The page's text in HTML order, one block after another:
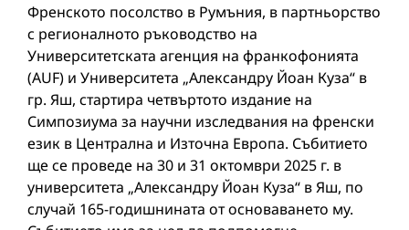
Френското посолство в Румъния, в партньорство
с регионалното ръководство на
Университетската агенция на франкофонията
(AUF) и Университета „Александру Йоан Куза“ в
гр. Яш, стартира четвъртото издание на
Симпозиума за научни изследвания на френски
език в Централна и Източна Европа. Събитието
ще се проведе на 30 и 31 октомври 2025 г. в
университета „Александру Йоан Куза“ в Яш, по
случай 165-годишнината от основаването му.